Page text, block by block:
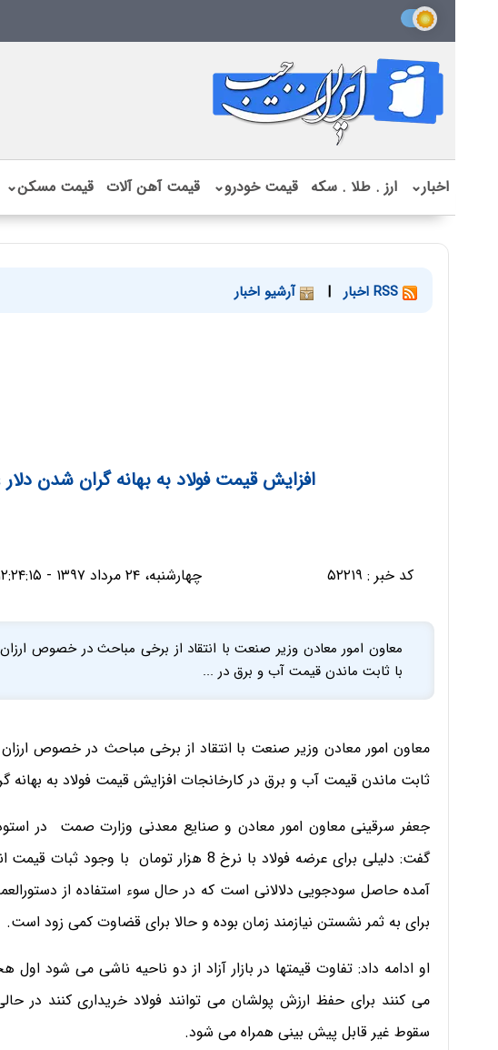
اخبار⌄ ارز . طلا . سکه قیمت خودرو⌄ قیمت آهن آلات قیمت مسکن⌄
| آرشیو اخبار
افزایش قیمت فولاد به بهانه گران شدن
کد خبر : ۵۲۲۱۹ چهارشنبه، ۲۴ مرداد ۱۳۹۷ - ۱۲:۲۴:۱۵
معاون امور معادن وزیر صنعت با انتقاد از برخی مباحث در خصوص
با ثابت ماندن قیمت آب و برق در ...
معاون امور معادن وزیر صنعت با انتقاد از برخی مباحث در خصوص
ثابت ماندن قیمت آب و برق در کارخانجات افزایش قیمت فولاد به
جعفر سرقینی معاون امور معادن و صنایع معدنی وزارت صمت در
گفت: دلیلی برای عرضه فولاد با نرخ 8 هزار
آمده حاصل سودجویی­ دلالانی است که در حال سوء استفاده از
برای به ثمر نشستن نیازمند زمان بوده و حالا برای قضاوت کمی زود است.
او ادامه داد: تفاوت قیمتها در بازار آزاد از دو ناحیه ناشی می شود
می کنند برای حفظ ارزش پولشان می توانند فولاد خریداری کنند در
سقوط غیر قابل پیش بینی همراه می شود.